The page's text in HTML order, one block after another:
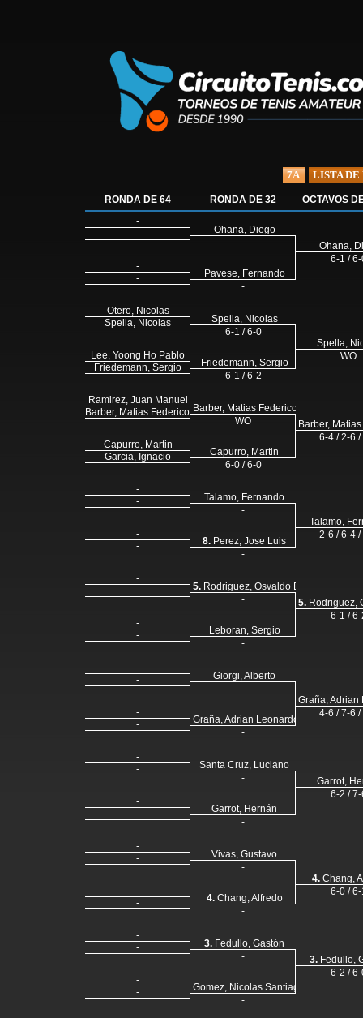
7A LISTA DE
RONDA DE 64
-
-
-
-
Otero, Nicolas
Spella, Nicolas
Lee, Yoong Ho Pablo
Friedemann, Sergio
Ramirez, Juan Manuel
Barber, Matias Federico
Capurro, Martin
Garcia, Ignacio
-
-
-
-
-
-
-
-
-
-
-
-
-
-
-
-
-
-
-
-
-
-
-
-
RONDA DE 32
Ohana, Diego
-
Pavese, Fernando
-
Spella, Nicolas
6-1 / 6-0
Friedemann, Sergio
6-1 / 6-2
Barber, Matias Federico
WO
Capurro, Martin
6-0 / 6-0
Talamo, Fernando
-
8. Perez, Jose Luis
-
5. Rodriguez, Osvaldo Daniel
-
Leboran, Sergio
-
Giorgi, Alberto
-
Graña, Adrian Leonardo
-
Santa Cruz, Luciano
-
Garrot, Hernán
-
Vivas, Gustavo
-
4.Chang, Alfredo
-
3. Fedullo, Gastón
-
Gomez, Nicolas Santiago
-
OCTAVOS
Ohana,
6-1 / 6-
Spella,
WO
Barber,
6-4 / 2-6 /
Talamo,
2-6 / 6-4 /
5. Rodriguez,
6-1 / 6-
Graña, Adrian
4-6 / 7-6 /
Garrot,
6-2 / 7-
4.Chang,
6-0 / 6-
3. Fedullo,
6-2 / 6-